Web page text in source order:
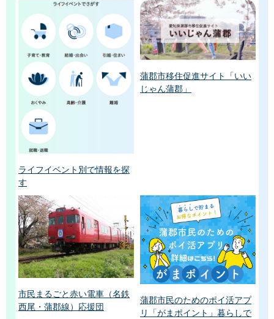
ライフイベント別で情報を探
す
蒲郡市移住促進サイト「いい
じゃん蒲郡」
市民まるごと赤い電車（名鉄
西尾・蒲郡線）応援団
蒲郡市民のためのポイ活アプ
リ「がまポイント」暮らしで